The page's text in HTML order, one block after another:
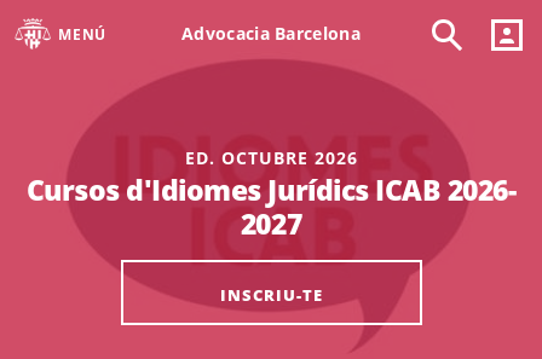
MENÚ Advocacia Barcelona
ED. OCTUBRE 2026
Cursos d'Idiomes Jurídics ICAB 2026-
2027
INSCRIU-TE